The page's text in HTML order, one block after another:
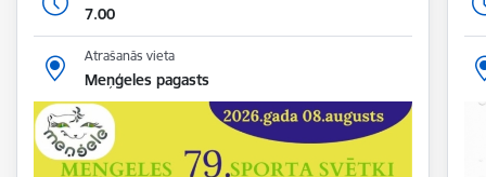
7.00
Atrašanās vieta
Meņģeles pagasts